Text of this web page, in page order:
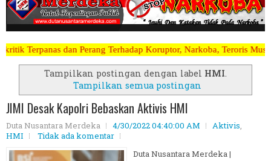
Koruptor, Narkoba, Teroris Musuh Rakyat ~~~~~>>>>>
Tampilkan postingan dengan label HMI
Tampilkan semua postingan
JIMI Desak Kapolri Bebaskan Aktivis HMI
Duta Nusantara Merdeka 4/30/2022 04:40:00 AM Aktivis,
HMI
Tidak ada komentar
Duta Nusantara Merdeka |